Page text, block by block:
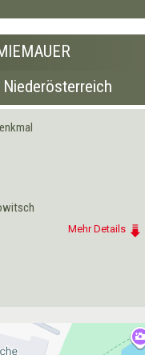
Niederösterreich
Mehr Details